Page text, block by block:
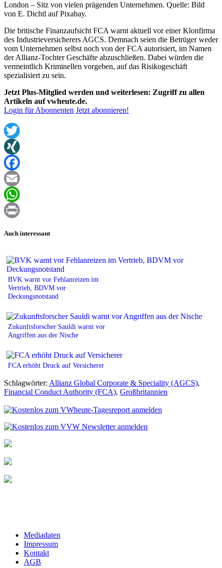
London – Sitz von vielen prägenden Unternehmen. Quelle: Bild
von E. Dichtl auf Pixabay.
Die britische Finanzaufsicht FCA warnt aktuell vor einer Klonfirma
des Industrieversicherers AGCS. Demnach seien die Betrüger weder
vom Unternehmen selbst noch von der FCA autorisiert, im Namen
der Allianz-Tochter Geschäfte abzuschließen. Dabei würden die
vermeintlich Kriminellen vorgeben, auf das Risikogeschäft
spezialisiert zu sein.
Jetzt Plus-Mitglied werden und weiterlesen: Zugriff zu allen
Artikeln auf vwheute.de.
Login für Abonnenten Jetzt abonnieren!
Twitter
XING
Facebook
Email
WhatsApp
Auch interessant
BVK warnt vor Fehlanreizen im
Vertrieb, BDVM vor
Deckungsnotstand
Zukunftsforscher Sauldi warnt vor
Angriffen aus der Nische
FCA erhöht Druck auf Versicherer
Schlagwörter: Allianz Global Corporate & Speciality (AGCS),
Financial Conduct Authority (FCA), Großbritannien
Mediadaten
Impressum
Kontakt
AGB